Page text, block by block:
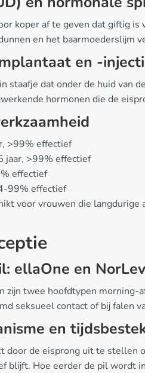
koper af te geven dat giftig
en het baarmoederslijm
en -
staafje dat onder de huid van
hormonen die de
>99% effectief
jaar, >99% effectief
effectief
99% effectief
voor vrouwen die
ellaOne en
zijn twee hoofdtypen
seksueel contact of bij falen
en
door de eisprong uit te stellen
blijft. Hoe eerder de pil wordt